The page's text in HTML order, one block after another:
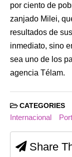
por ciento de
zanjado Milei,
resultados de
inmediato, sino
sea uno de los
agencia Télam.
CATEGORIES
Internacional
Share